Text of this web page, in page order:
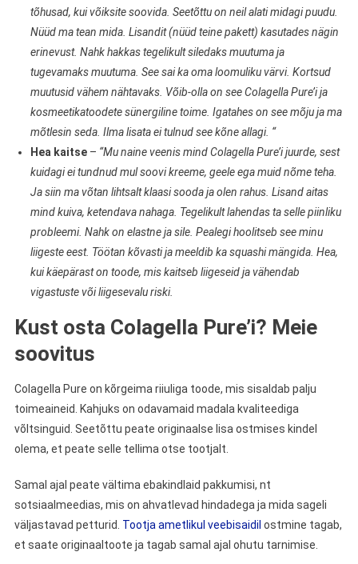
tõhusad, kui võiksite soovida. Seetõttu on neil alati midagi puudu.
Nüüd ma tean mida. Lisandit (nüüd teine pakett) kasutades nägin
erinevust. Nahk hakkas tegelikult siledaks muutuma ja
tugevamaks muutuma. See sai ka oma loomuliku värvi. Kortsud
muutusid vähem nähtavaks. Võib-olla on see Colagella Pure’i ja
kosmeetikatoodete sünergiline toime. Igatahes on see mõju ja ma
mõtlesin seda. Ilma lisata ei tulnud see kõne allagi. “
Hea kaitse– “Mu naine veenis mind Colagella Pure’i juurde, sest
kuidagi ei tundnud mul soovi kreeme, geele ega muid nõme teha.
Ja siin ma võtan lihtsalt klaasi sooda ja olen rahus. Lisand aitas
mind kuiva, ketendava nahaga. Tegelikult lahendas ta selle piinliku
probleemi. Nahk on elastne ja sile. Pealegi hoolitseb see minu
liigeste eest. Töötan kõvasti ja meeldib ka squashi mängida. Hea,
kui käepärast on toode, mis kaitseb liigeseid ja vähendab
vigastuste või liigesevalu riski.
Kust osta Colagella Pure’i? Meie
soovitus
Colagella Pure on kõrgeima riiuliga toode, mis sisaldab palju
toimeaineid. Kahjuks on odavamaid madala kvaliteediga
võltsinguid. Seetõttu peate originaalse lisa ostmises kindel
olema, et peate selle tellima otse tootjalt.
Samal ajal peate vältima ebakindlaid pakkumisi, nt
sotsiaalmeedias, mis on ahvatlevad hindadega ja mida sageli
väljastavad petturid. Tootja ametlikul veebisaidil ostmine tagab,
et saate originaaltoote ja tagab samal ajal ohutu tarnimise.